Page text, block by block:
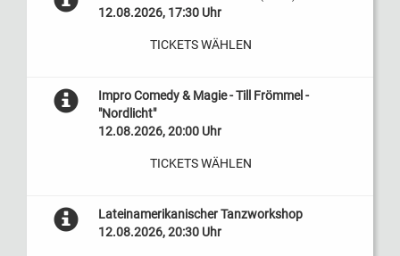
12.08.2026, 17:30 Uhr
TICKETS WÄHLEN
Impro Comedy & Magie - Till Frömmel -
"Nordlicht"
12.08.2026, 20:00 Uhr
TICKETS WÄHLEN
Lateinamerikanischer Tanzworkshop
12.08.2026, 20:30 Uhr